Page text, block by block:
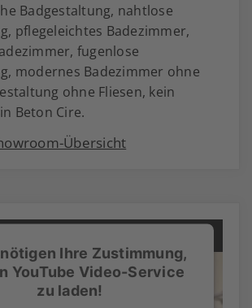
Badgestaltung, nahtlose
pflegeleichtes Badezimmer,
fugenlose
modernes Badezimmer ohne
ohne Fliesen, kein
Beton Cire.
Übersicht
Ihre Zustimmung,
YouTube Video-Service
zu laden!